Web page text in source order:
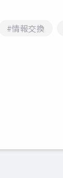
#情報交換